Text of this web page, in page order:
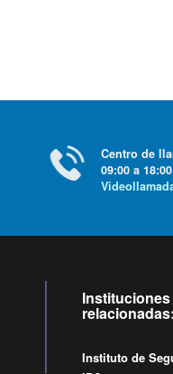
Centro de
09:00 a
Instituciones
Instituto de